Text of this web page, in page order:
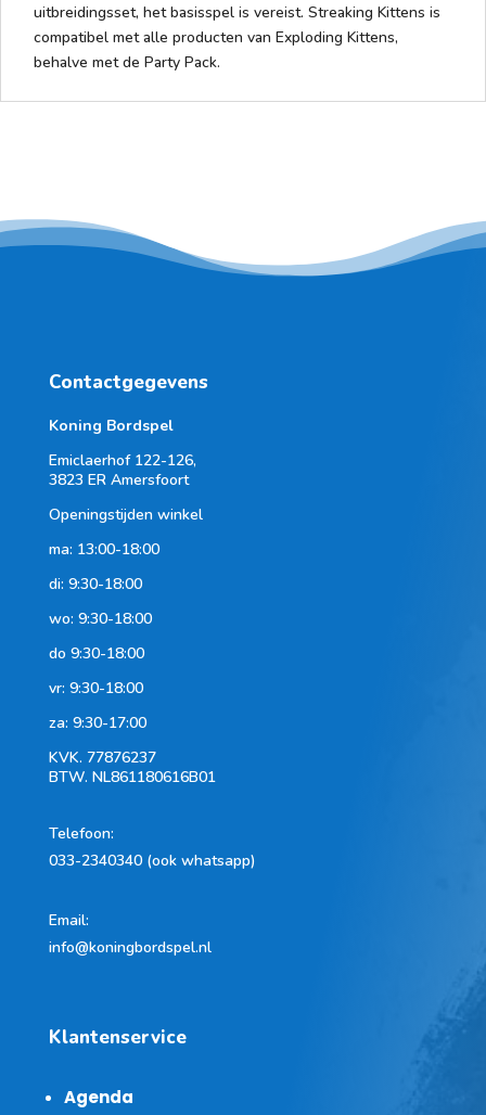
uitbreidingsset, het basisspel is vereist. Streaking Kittens is
compatibel met alle producten van Exploding Kittens,
behalve met de Party Pack.
Contactgegevens
Koning Bordspel
Emiclaerhof 122-126,
3823 ER Amersfoort
Openingstijden winkel
ma: 13:00-18:00
di: 9:30-18:00
wo: 9:30-18:00
do 9:30-18:00
vr: 9:30-18:00
za: 9:30-17:00
KVK. 77876237
BTW. NL861180616B01
Telefoon:
033-2340340 (ook whatsapp)
Email:
info@koningbordspel.nl
Klantenservice
Agenda